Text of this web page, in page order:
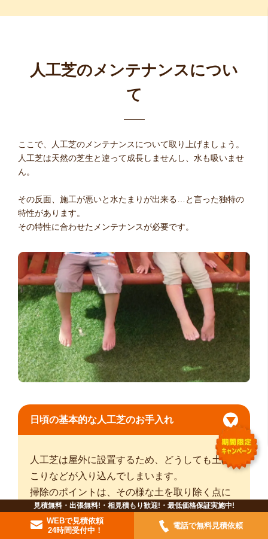
人工芝のメンテナンスについ
て
ここで、人工芝のメンテナンスについて取り上げましょう。
人工芝は天然の芝生と違って成長しませんし、水も吸いませ
ん。
その反面、施工が悪いと水たまりが出来る…と言った独特の
特性があります。
その特性に合わせたメンテナンスが必要です。
日頃の基本的な人工芝のお手入れ
人工芝は屋外に設置するため、どうしても土ぼ
こりなどが入り込んでしまいます。
掃除のポイントは、その様な土を取り除く点に
あります。
見積無料・出張無料!・相見積もり歓迎!・最低価格保証実施中!
WEBで見積依頼
24時間受付中！
電話で無料見積依頼